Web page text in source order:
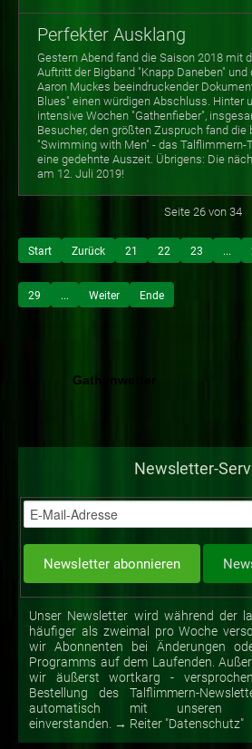
Perfekter Ausklang
Gestern Abend fand die Saison 2018 mit
Auftritt der Bigband "Knapp Daneben" und
Aaron Muckes beeindruckender
Blues" einen würdigen Abschluss. Hinter
intensive Wochen "Gathenfieber",
Besucher, den größten Zuspruch fand
"Swimming with Men" - das Talflimmern-
eine gedehnte Auszeit. Übrigens: Die
am 12. Juli 2019!
Seite 26 von 34
Start Zurück 21 22 23 ...
29 ... Weiter Ende
Newsletter-
Unser Newsletter wird während der
häufiger als zweimal pro Woche
wir Abonnenten bei Änderungen
Programms auf dem Laufenden.
wir äußerst wortkarg -
Bestellung des Talflimmern-
automatisch mit unseren
einverstanden. → Reiter "Datenschutz"